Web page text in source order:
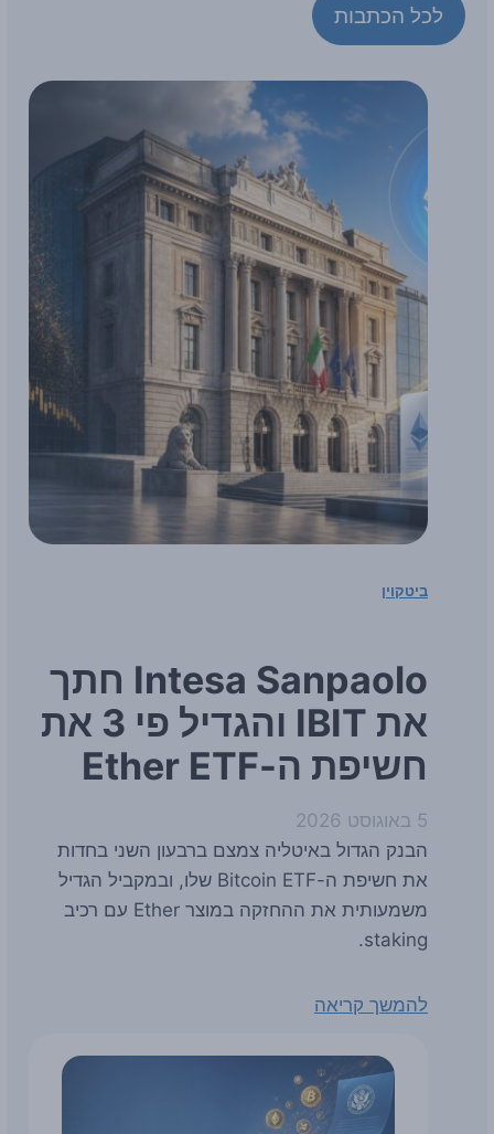
לכל הכתבות
ביטקוין
Intesa Sanpaolo חתך
את IBIT והגדיל פי 3 את
חשיפת ה-Ether ETF
5 באוגוסט 2026
הבנק הגדול באיטליה צמצם ברבעון השני בחדות
את חשיפת ה-Bitcoin ETF שלו, ובמקביל הגדיל
משמעותית את ההחזקה במוצר Ether עם רכיב
staking.
להמשך קריאה